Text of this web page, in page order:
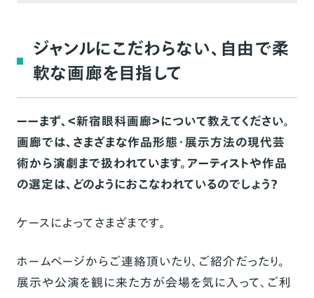
ョップ
インタビューを終えて
ジャンルにこだわらない、自由で柔
軟な画廊を目指して
ーーまず、＜新宿眼科画廊＞について教えてください。
画廊では、さまざまな作品形態・展示方法の現代芸
術から演劇まで扱われています。アーティストや作品
の選定は、どのようにおこなわれているのでしょう？
ケースによってさまざまです。
ホームページからご連絡頂いたり、ご紹介だったり。
展示や公演を観に来た方が会場を気に入って、ご利